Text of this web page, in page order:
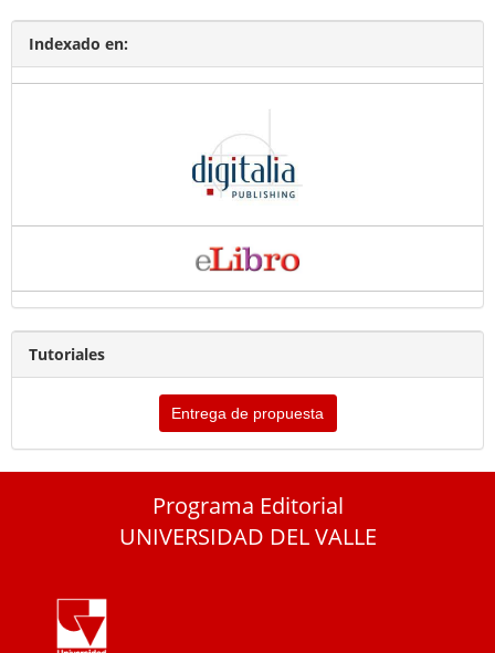
Indexado en:
Tutoriales
Entrega de propuesta
Programa Editorial
UNIVERSIDAD DEL VALLE